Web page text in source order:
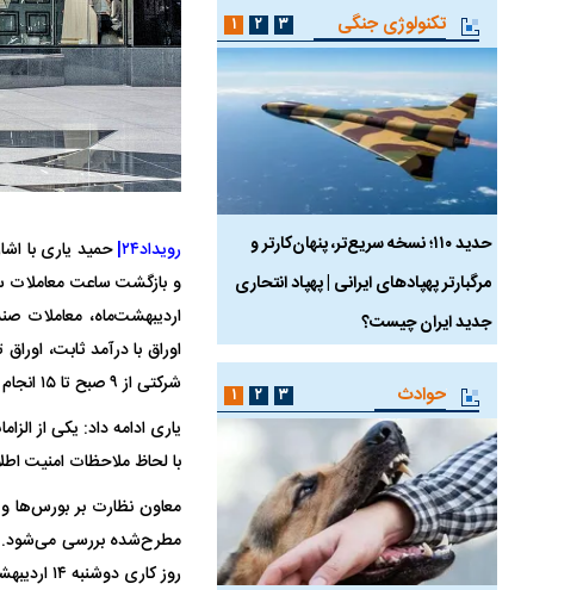
رویداد۲۴|
حمید یاری با
اردیبهشت‌ماه،
اوراق با درآمد ثابت،
شرکتی از ۹ صبح تا ۱۵ انجام خواهد شد.
یاری ادامه داد: یکی از
با لحاظ ملاحظات امنیت
معاون نظارت بر بورس‌ها و
روز کاری دوشنبه ۱۴ اردیبهشت ۱۴۰۵، معاملات بازار سهام متوقف خواهد بود.
تکنولوژی جنگی
حدید ۱۱۰؛ نسخه سریع‌تر، پنهان‌کارتر و
مرگبارتر پهپادهای ایرانی | پهپاد انتحاری
جدید ایران چیست؟
هواپیمای مرموز E-11A BACN چیست؟
۱ ۲ ۳
حوادث ۱ ۲ ۳